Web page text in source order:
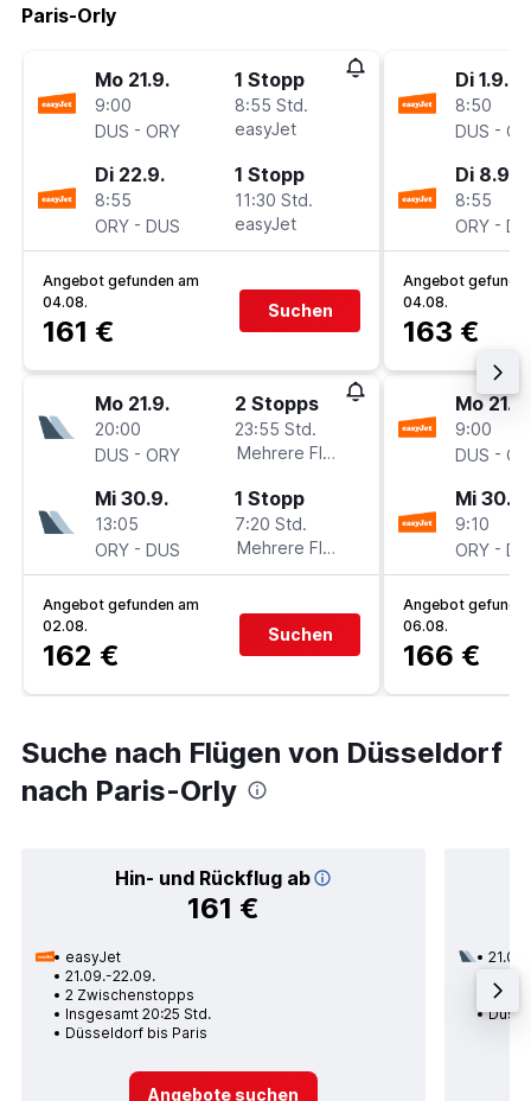
Paris-Orly
Mo 21.9.
9:00
DUS - ORY
1 Stopp
8:55 Std.
easyJet
Di 22.9.
8:55
ORY - DUS
1 Stopp
11:30 Std.
easyJet
Angebot gefunden am
04.08.
161 €
Suchen
Mo 21.9.
20:00
DUS - ORY
2 Stopps
23:55 Std.
Mehrere Fluglinien
Mi 30.9.
13:05
ORY - DUS
1 Stopp
7:20 Std.
Mehrere Fluglinien
Angebot gefunden am
02.08.
162 €
Suchen
Di 1.9.
8:50
DUS -
Di 8.9.
8:55
ORY -
Angebot
04.08.
163 €
Mo 21.9.
9:00
DUS -
Mi 30.9.
9:10
ORY -
Angebot
06.08.
166 €
Suche nach Flügen von Düsseldorf
nach Paris-Orly
Hin- und Rückflug ab
161 €
easyJet
21.09.-22.09.
2 Zwischenstopps
Insgesamt 20:25 Std.
Düsseldorf bis Paris
Angebote suchen
21.09.